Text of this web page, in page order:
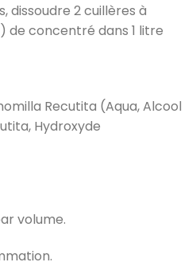
dissoudre 2 cuillères à
de concentré dans 1 litre
Recutita (Aqua, Alcool
Hydroxyde
volume.‎